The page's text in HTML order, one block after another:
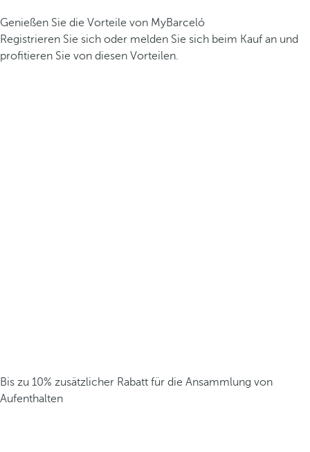
Genießen Sie die Vorteile von MyBarceló
Registrieren Sie sich oder melden Sie sich beim Kauf an und
profitieren Sie von diesen Vorteilen.
Bis zu 10% zusätzlicher Rabatt für die Ansammlung von
Aufenthalten